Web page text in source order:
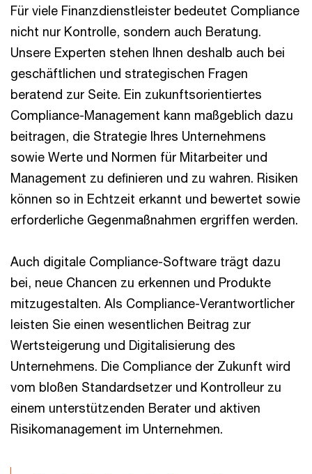
Für viele Finanzdienstleister bedeutet Compliance
nicht nur Kontrolle, sondern auch Beratung.
Unsere Experten stehen Ihnen deshalb auch bei
geschäftlichen und strategischen Fragen
beratend zur Seite. Ein zukunftsorientiertes
Compliance-Management kann maßgeblich dazu
beitragen, die Strategie Ihres Unternehmens
sowie Werte und Normen für Mitarbeiter und
Management zu deﬁnieren und zu wahren. Risiken
können so in Echtzeit erkannt und bewertet sowie
erforderliche Gegenmaßnahmen ergriffen werden.
Auch digitale Compliance-Software trägt dazu
bei, neue Chancen zu erkennen und Produkte
mitzugestalten. Als Compliance-Verantwortlicher
leisten Sie einen wesentlichen Beitrag zur
Wertsteigerung und Digitalisierung des
Unternehmens. Die Compliance der Zukunft wird
vom bloßen Standardsetzer und Kontrolleur zu
einem unterstützenden Berater und aktiven
Risikomanagement im Unternehmen.